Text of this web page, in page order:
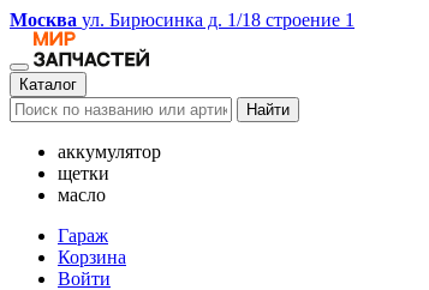
Москва ул. Бирюсинка д. 1/18 строение 1
Каталог
Найти
аккумулятор
щетки
масло
Гараж
Корзина
Войти